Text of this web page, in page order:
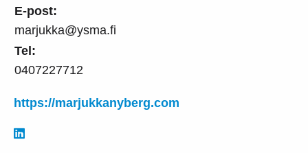
E-post:
marjukka@ysma.fi
Tel:
0407227712
https://marjukkanyberg.com